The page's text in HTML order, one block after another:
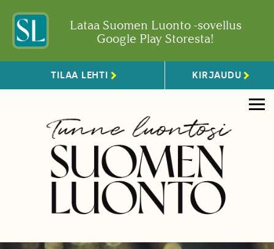
Lataa Suomen Luonto -sovellus
Google Play Storesta!
TILAA LEHTI KIRJAUDU